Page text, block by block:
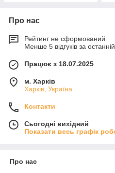
Про нас
Рейтинг не сформований
Менше 5 відгуків за останній
Працює з 18.07.2025
м. Харків
Харків, Україна
Контакти
Сьогодні вихідний
Показати весь графік
Про нас